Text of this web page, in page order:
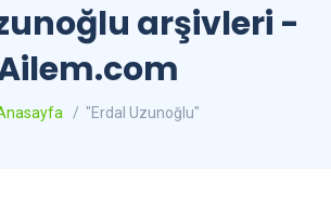
arşivleri -
/ "Erdal Uzunoğlu"